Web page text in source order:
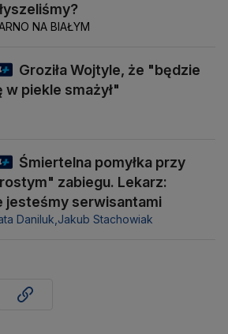
NA BIAŁYM
Groziła Wojtyle, że "będzie
w piekle smażył"
Śmiertelna pomyłka przy
zabiegu. Lekarz:
jesteśmy serwisantami
Daniluk,Jakub Stachowiak